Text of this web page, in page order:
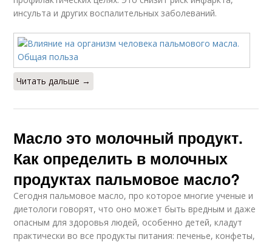
инсульта и других воспалительных заболеваний.
Читать дальше →
Масло это молочный продукт.
Как определить в молочных
продуктах пальмовое масло?
Сегодня пальмовое масло, про которое многие ученые и
диетологи говорят, что оно может быть вредным и даже
опасным для здоровья людей, особенно детей, кладут
практически во все продукты питания: печенье, конфеты,